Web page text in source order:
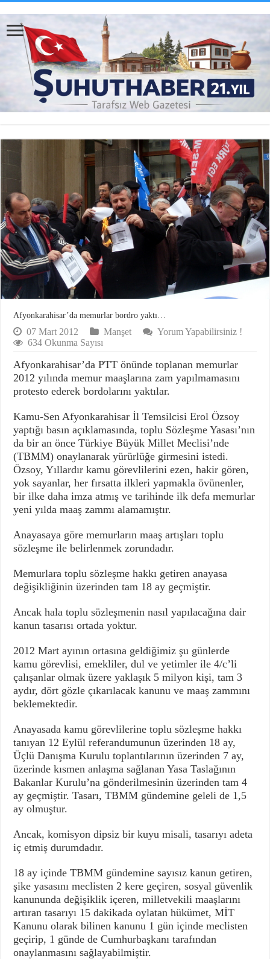
Afyonkarahisar’da memurlar bordro yaktı…
07 Mart 2012 Manşet
Yorum Yapabilirsiniz !
634 Okunma Sayısı
Afyonkarahisar’da PTT önünde toplanan memurlar
2012 yılında memur maaşlarına zam yapılmamasını
protesto ederek bordolarını yaktılar.
Kamu-Sen Afyonkarahisar İl Temsilcisi Erol Özsoy
yaptığı basın açıklamasında, toplu Sözleşme Yasası’nın
da bir an önce Türkiye Büyük Millet Meclisi’nde
(TBMM) onaylanarak yürürlüğe girmesini istedi.
Özsoy, Yıllardır kamu görevlilerini ezen, hakir gören,
yok sayanlar, her fırsatta ilkleri yapmakla övünenler,
bir ilke daha imza atmış ve tarihinde ilk defa memurlar
yeni yılda maaş zammı alamamıştır.
Anayasaya göre memurların maaş artışları toplu
sözleşme ile belirlenmek zorundadır.
Memurlara toplu sözleşme hakkı getiren anayasa
değişikliğinin üzerinden tam 18 ay geçmiştir.
Ancak hala toplu sözleşmenin nasıl yapılacağına dair
kanun tasarısı ortada yoktur.
2012 Mart ayının ortasına geldiğimiz şu günlerde
kamu görevlisi, emekliler, dul ve yetimler ile 4/c’li
çalışanlar olmak üzere yaklaşık 5 milyon kişi, tam 3
aydır, dört gözle çıkarılacak kanunu ve maaş zammını
beklemektedir.
Anayasada kamu görevlilerine toplu sözleşme hakkı
tanıyan 12 Eylül referandumunun üzerinden 18 ay,
Üçlü Danışma Kurulu toplantılarının üzerinden 7 ay,
üzerinde kısmen anlaşma sağlanan Yasa Taslağının
Bakanlar Kurulu’na gönderilmesinin üzerinden tam 4
ay geçmiştir. Tasarı, TBMM gündemine geleli de 1,5
ay olmuştur.
Ancak, komisyon dipsiz bir kuyu misali, tasarıyı adeta
iç etmiş durumdadır.
18 ay içinde TBMM gündemine sayısız kanun getiren,
şike yasasını meclisten 2 kere geçiren, sosyal güvenlik
kanununda değişiklik içeren, milletvekili maaşlarını
artıran tasarıyı 15 dakikada oylatan hükümet, MİT
Kanunu olarak bilinen kanunu 1 gün içinde meclisten
geçirip, 1 günde de Cumhurbaşkanı tarafından
onaylanmasını sağlayabilmiştir.